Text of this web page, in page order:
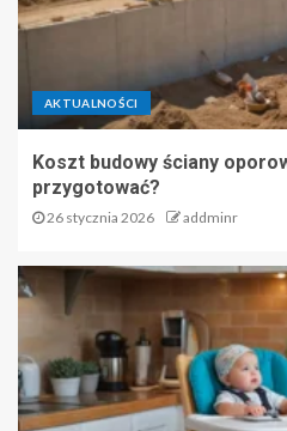
AKTUALNOŚCI
Koszt budowy ściany
przygotować?
26 stycznia 2026 addminr